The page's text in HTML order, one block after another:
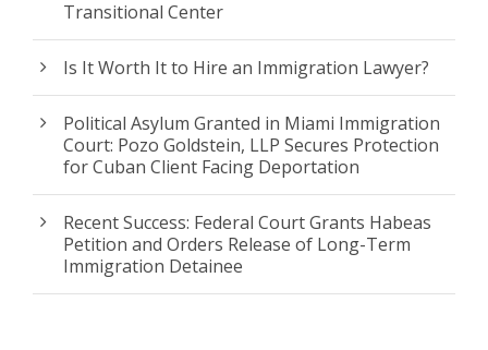
Transitional Center
Is It Worth It to Hire an Immigration Lawyer?
Political Asylum Granted in Miami Immigration
Court: Pozo Goldstein, LLP Secures Protection
for Cuban Client Facing Deportation
Recent Success: Federal Court Grants Habeas
Petition and Orders Release of Long-Term
Immigration Detainee